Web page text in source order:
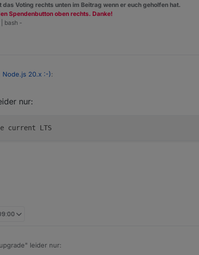
das Voting rechts unten im Beitrag wenn er euch geholfen hat.
Spendenbutton oben rechts. Danke!
bash -
Node.js 20.x :-):
automatisch mit gezogen wird (??)
nur:
current LTS
leider nur: